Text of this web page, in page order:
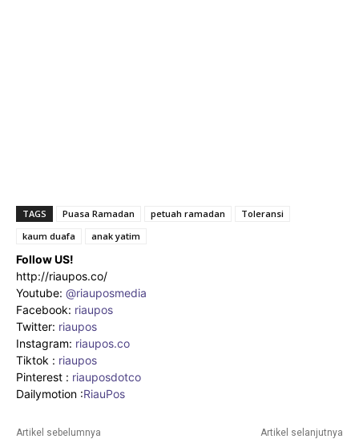
TAGS Puasa Ramadan petuah ramadan
Toleransi
kaum duafa
anak yatim
Follow US!
http://riaupos.co/
Youtube: @riauposmedia
Facebook: riaupos
Twitter: riaupos
Instagram: riaupos.co
Tiktok : riaupos
Pinterest : riauposdotco
Dailymotion :RiauPos
Artikel sebelumnya Artikel selanjutnya